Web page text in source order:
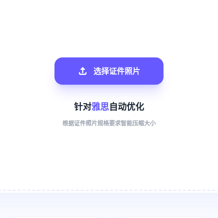
选择证件照片
针对雅思自动优化
根据证件照片规格要求智能压缩大小